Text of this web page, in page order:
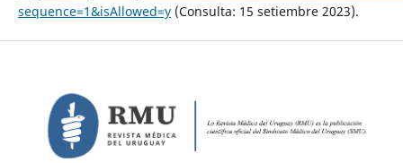
sequence=1&isAllowed=y(Consulta: 15 setiembre 2023).